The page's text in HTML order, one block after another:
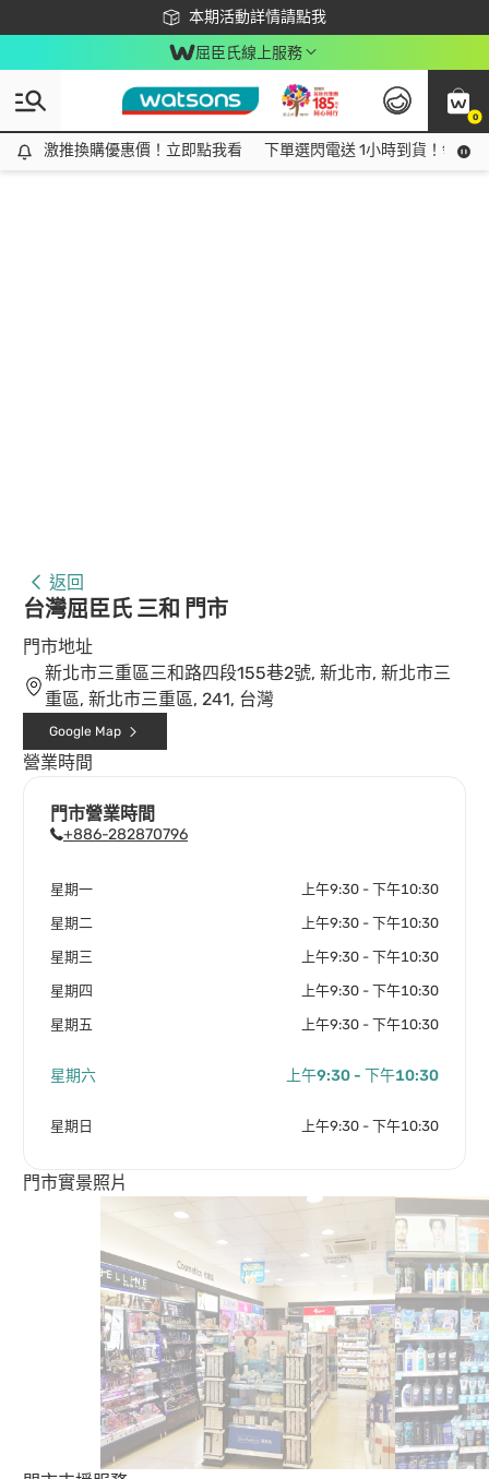
本期活動詳情請點我
下載app最高回饋$350
屈臣氏線上服務
0
激推換購優惠價！立即點我看
激推換購優惠價！立即點我看 下單選閃電送 1小時到貨！領神
返回
台灣屈臣氏 三和 門市
門市地址
新北市三重區三和路四段155巷2號, 新北市, 新北市三
重區, 新北市三重區, 241, 台灣
Google Map
營業時間
門市營業時間
+886-282870796
星期一 上午9:30 - 下午10:30
星期二 上午9:30 - 下午10:30
星期三 上午9:30 - 下午10:30
星期四 上午9:30 - 下午10:30
星期五 上午9:30 - 下午10:30
星期六 上午9:30 - 下午10:30
星期日 上午9:30 - 下午10:30
門市實景照片